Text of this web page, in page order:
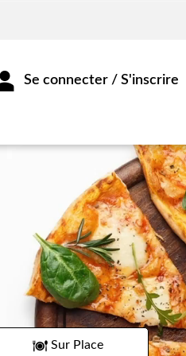
Se connecter / S'inscrire
Sur Place